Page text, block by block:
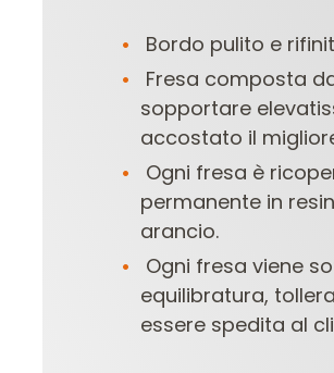
SET DI FRESE PER
ELETTROFRESATRICI
Bordo pulito e
Fresa composta
sopportare
accostato il
Ogni fresa è
permanente in
arancio.
Ogni fresa viene
equilibratura,
essere spedita al